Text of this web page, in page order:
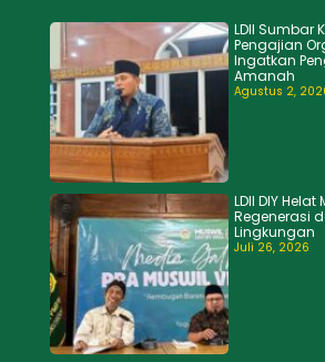
LDII Sumbar
Pengajian
Ingatkan
Amanah
Agustus 2,
LDII DIY
Regenerasi
Lingkungan
Juli 26, 2026